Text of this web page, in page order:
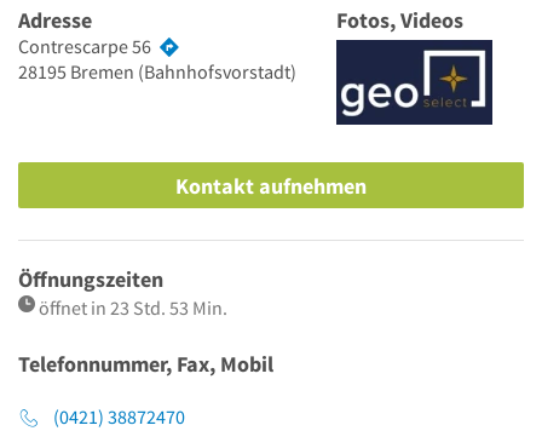
Adresse
Contrescarpe 56
28195 Bremen (Bahnhofsvorstadt)
Fotos, Videos
Kontakt aufnehmen
Öffnungszeiten
öffnet in 23 Std. 53 Min.
Telefonnummer, Fax, Mobil
(0421) 38872470